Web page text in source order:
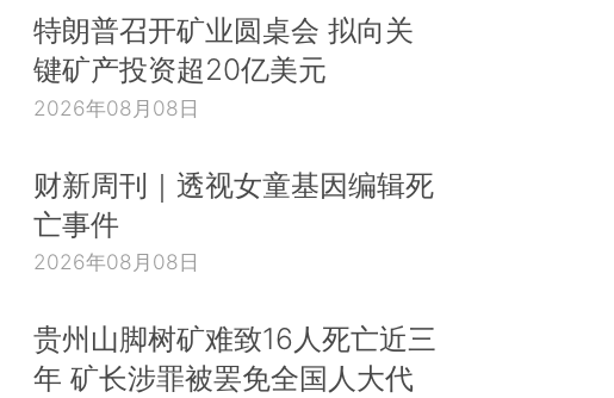
特朗普召开矿业圆桌会 拟向关
键矿产投资超20亿美元
2026年08月08日
财新周刊｜透视女童基因编辑死
亡事件
2026年08月08日
贵州山脚树矿难致16人死亡近三
年 矿长涉罪被罢免全国人大代